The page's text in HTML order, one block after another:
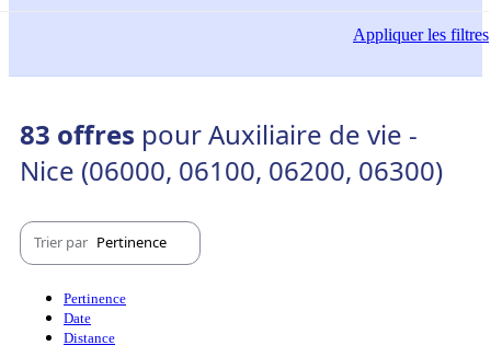
Appliquerles filtres
83 offres pour Auxiliaire de vie -
Nice (06000, 06100, 06200, 06300)
Trier par Pertinence
Pertinence
Date
Distance